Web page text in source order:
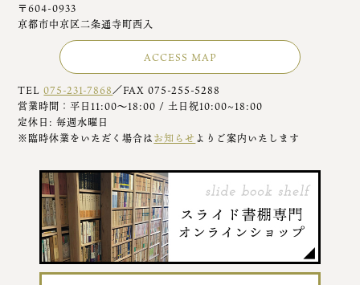
〒604-0933
京都市中京区二条通寺町西入
ACCESS MAP
TEL075-231-7868／FAX 075-255-5288
営業時間：平日11:00～18:00 / 土日祝10:00~18:00
定休日: 毎週水曜日
※臨時休業をいただく場合はお知らせ よりご案内いたします